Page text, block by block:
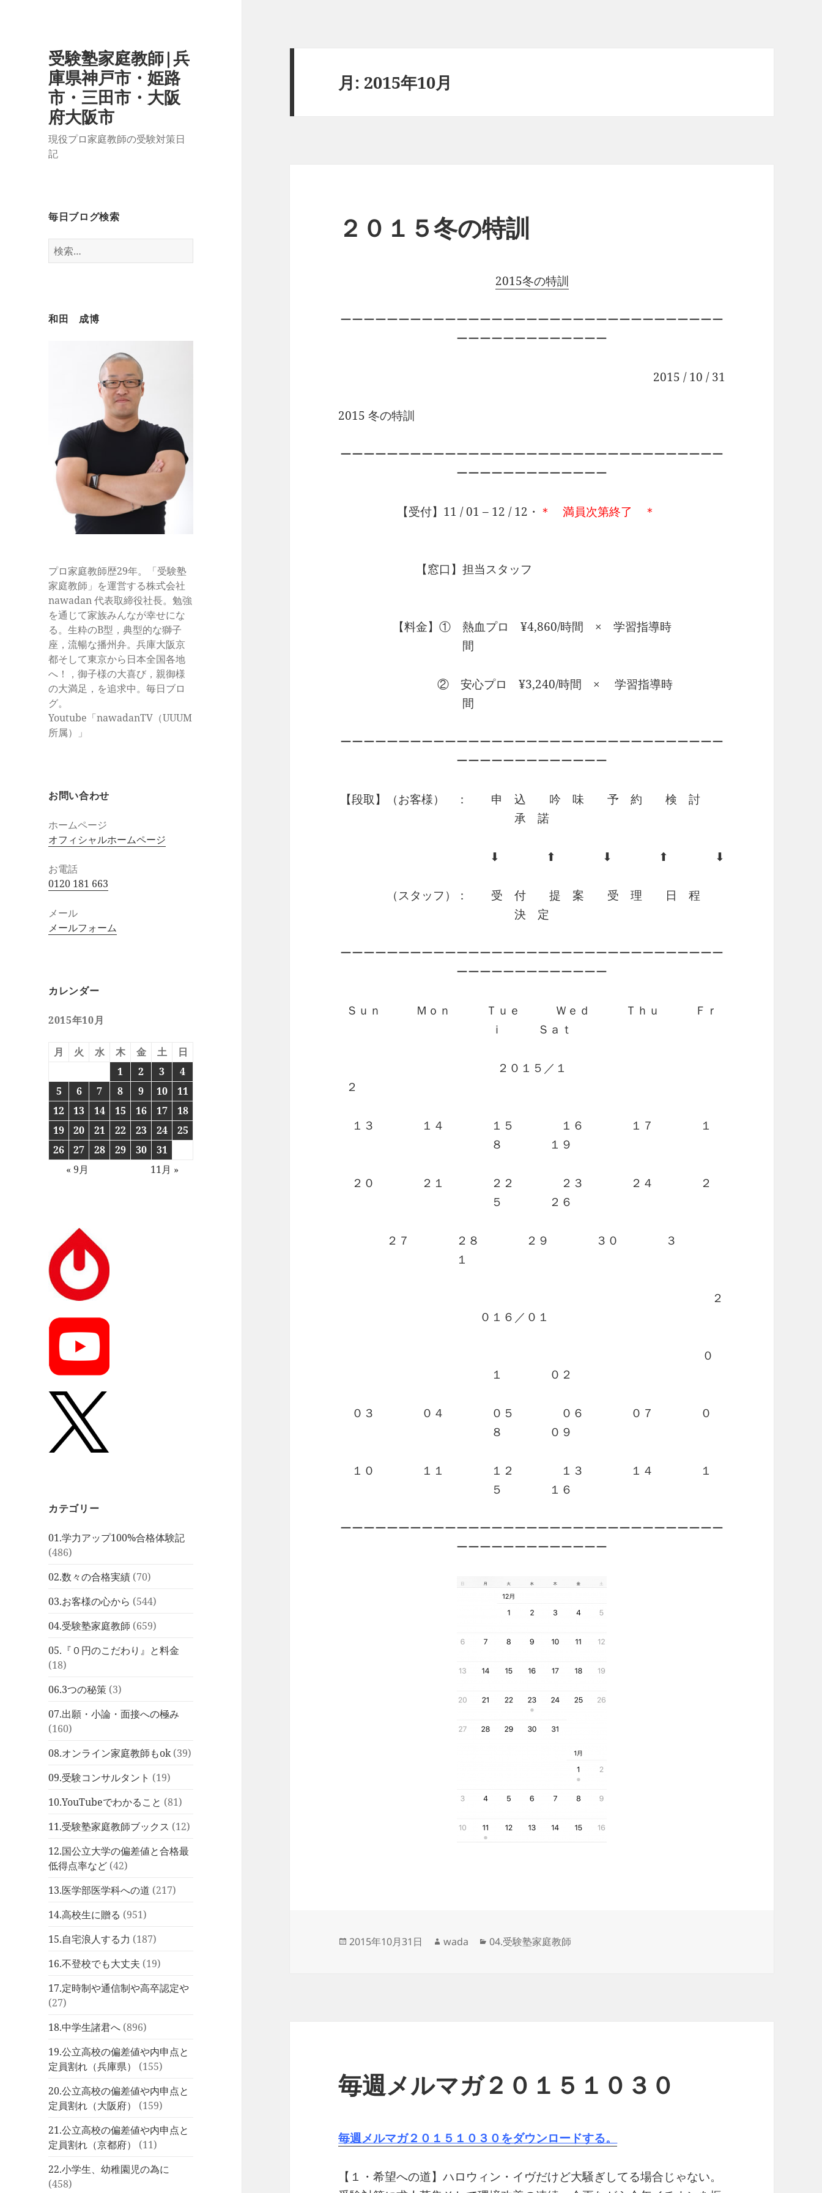
受験塾家庭教師|兵
庫県神戸市・姫路
市・三田市・大阪
府大阪市
現役プロ家庭教師の受験対策日
記
毎日ブログ検索
検
索:
和田 成博
プロ家庭教師歴29年。「受験塾
家庭教師」を運営する株式会社
nawadan 代表取締役社長。勉強
を通じて家族みんなが幸せにな
る。生粋のB型，典型的な獅子
座，流暢な播州弁。兵庫大阪京
都そして東京から日本全国各地
へ！，御子様の大喜び，親御様
の大満足，を追求中。毎日ブロ
グ。
Youtube「nawadanTV（UUUM
所属）」
お問い合わせ
ホームページ
オフィシャルホームページ
お電話
0120 181 663
メール
メールフォーム
カレンダー
2015年10月
月 火 水 木 金 土
日
1
2 3
4
5
6 7 8 9 10
11
12
13 14 15 16 17
18
19
20 21 22 23 24
25
26
27 28 29 30
31
« 9月
11月 »
カテゴリー
01.学力アップ100%合格体験記
(486)
02.数々の合格実績 (70)
03.お客様の心から (544)
04.受験塾家庭教師 (659)
05.『０円のこだわり』と料金
(18)
06.3つの秘策 (3)
07.出願・小論・面接への極み
(160)
08.オンライン家庭教師もok(39)
09.受験コンサルタント (19)
10.YouTubeでわかること (81)
11.受験塾家庭教師ブックス (12)
12.国公立大学の偏差値と合格最
低得点率など (42)
13.医学部医学科への道 (217)
14.高校生に贈る (951)
15.自宅浪人する力 (187)
16.不登校でも大丈夫 (19)
17.定時制や通信制や高卒認定や
(27)
18.中学生諸君へ (896)
19.公立高校の偏差値や内申点と
定員割れ（兵庫県）
(155)
20.公立高校の偏差値や内申点と
定員割れ（大阪府）
(159)
21.公立高校の偏差値や内申点と
定員割れ（京都府）
(11)
22.小学生、幼稚園児の為に
(458)
月: 2015年10月
２０１５冬の特訓
2015冬の特訓
ーーーーーーーーーーーーーーーーーーーーーーーーーーーーーーーーー
ーーーーーーーーーーーーー
2015 / 10 / 31
2015 冬の特訓
ーーーーーーーーーーーーーーーーーーーーーーーーーーーーーーーーー
ーーーーーーーーーーーーー
【受付】11 / 01 – 12 / 12・ ＊ 満員次第終了 ＊
【窓口】担当スタッフ
【料金】① 熱血プロ ¥4,860/時間 × 学習指導時
間
・・・・② 安心プロ ¥3,240/時間 × 学習指導時
間
ーーーーーーーーーーーーーーーーーーーーーーーーーーーーーーーーー
ーーーーーーーーーーーーー
【段取】（お客様） ： 申 込 吟 味 予 約 検 討
承 諾
⬇︎ ⬆︎ ⬇︎ ⬆︎ ⬇︎
（スタッフ）： 受 付 提 案 受 理 日 程
決 定
ーーーーーーーーーーーーーーーーーーーーーーーーーーーーーーーーー
ーーーーーーーーーーーーー
Ｓｕｎ Ｍｏｎ Ｔｕｅ Ｗｅｄ Ｔｈｕ Ｆｒ
ｉ Ｓａｔ
２０１５／１
２
１３ １４ １５ １６ １７ １
８ １９
２０ ２１ ２２ ２３ ２４ ２
５ ２６
２７ ２８ ２９ ３０
３
１
２
０１６／０１
０
１ ０２
０３ ０４ ０５ ０６ ０７ ０
８ ０９
１０ １１ １２ １３ １４ １
５ １６
ーーーーーーーーーーーーーーーーーーーーーーーーーーーーーーーーー
ーーーーーーーーーーーーー
投
2015年10月31日
作
wada
カ
04.受験塾家庭教師
毎週メルマガ２０１５１０３０
毎週メルマガ２０１５１０３０をダウンロードする。
【１・希望への道】ハロウィン・イヴだけど大騒ぎしてる場合じゃない。